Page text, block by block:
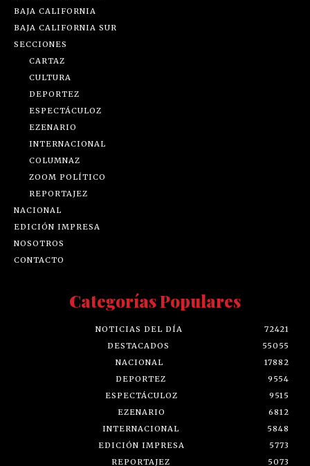
BAJA CALIFORNIA
BAJA CALIFORNIA SUR
SECCIONES
CARTAZ
CULTURA
DEPORTEZ
ESPECTÁCULOZ
EZENARIO
INTERNACIONAL
COLUMNAZ
ZOOM POLÍTICO
REPORTAJEZ
NACIONAL
EDICIÓN IMPRESA
NOSOTROS
CONTACTO
Categorías Populares
NOTICIAS DEL DÍA
72421
DESTACADOS
55055
NACIONAL
17882
DEPORTEZ
9554
ESPECTÁCULOZ
9515
EZENARIO
6812
INTERNACIONAL
5848
EDICIÓN IMPRESA
5773
REPORTAJEZ
5073